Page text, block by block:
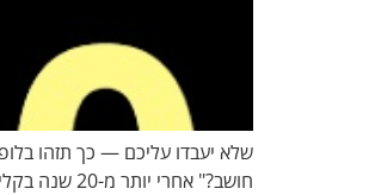
שלא יעבדו עליכם — כך תזהו
חושב?" אחרי יותר מ-20 שנה בקליניקה‏, אני מזהה את הדפוסים האלה מיד‏. הם חוזרים על עצמם‏, כמעט מילה במילה‏, מפרסומת לפרסומת‏. המאמר הזה […]